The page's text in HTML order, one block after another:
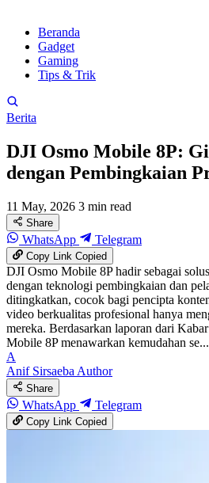
Beranda
Gadget
Gaming
Tips & Trik
Berita
DJI Osmo Mobile 8P:
dengan Pembingkaian
11 May, 2026 3 min read
Share
WhatsApp Telegram
Copy LinkCopied
DJI Osmo Mobile 8P hadir sebagai
dengan teknologi pembingkaian dan
ditingkatkan, cocok bagi pencipta
video berkualitas profesional hanya
mereka. Berdasarkan laporan dari
Mobile 8P menawarkan kemudahan se...
A
Anif SirsaebaAuthor
Share
WhatsApp Telegram
Copy LinkCopied